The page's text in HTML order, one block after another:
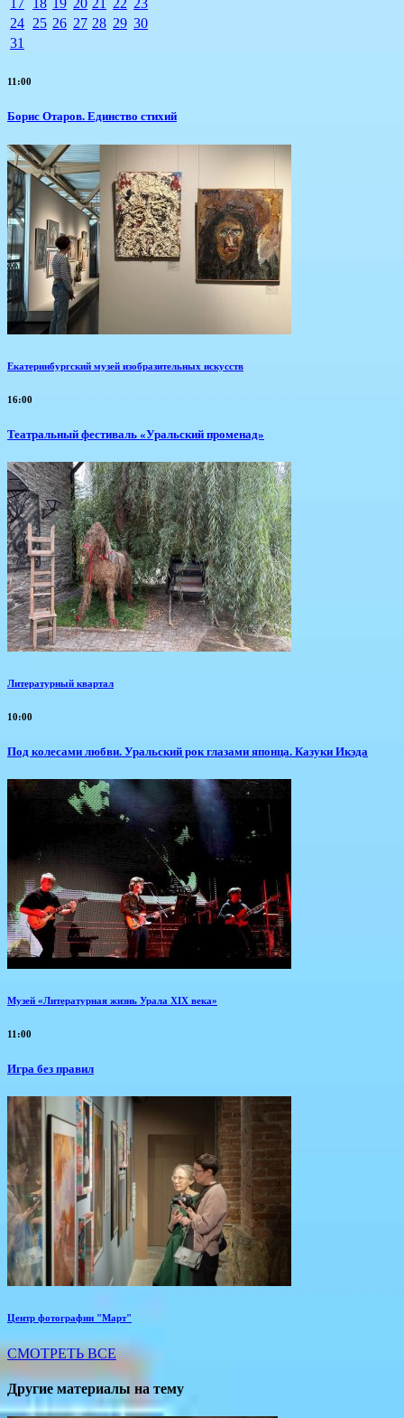
24 25 26 27 28 29 30
31
11:00
Борис Отаров. Единство стихий
Екатеринбургский музей изобразительных искусств
16:00
Театральный фестиваль «Уральский променад»
Литературный квартал
10:00
Под колесами любви. Уральский рок глазами японца. Казуки Икэда
Музей «Литературная жизнь Урала XIX века»
11:00
​Игра без правил
Центр фотографии "Март"
СМОТРЕТЬ ВСЕ
Другие материалы на тему